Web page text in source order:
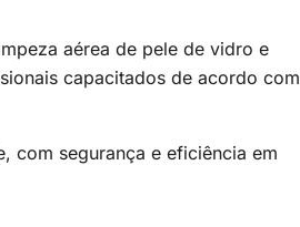
aérea de pele de vidro e
capacitados de acordo com
com segurança e eficiência em